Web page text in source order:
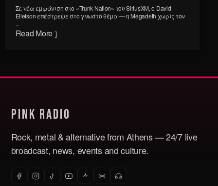
Σε νέα εμφάνιση στο «Trunk Nation» του SiriusXM, ο David
Ellefson επέστρεψε στο γνωστό θέμα — η Megadeth χωρίς τον
...
Read More
Pink Radio
Rock, metal & alternative from Athens — 24/7 live
broadcast, news, events and culture.